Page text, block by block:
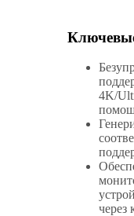
4K/
через